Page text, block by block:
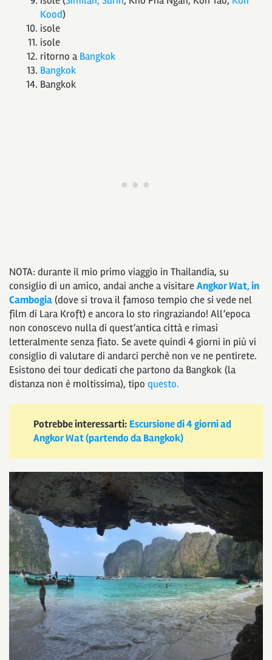
Kood)
isole
isole
ritorno aBangkok
Bangkok
Bangkok
NOTA: durante il mio primo viaggio in Thailandia, su
consiglio di un amico, andai anche a visitareAngkor Wat, in
Cambogia(dove si trova il famoso tempio che si vede nel
film di Lara Kroft) e ancora lo sto ringraziando! All’epoca
non conoscevo nulla di quest’antica città e rimasi
letteralmente senza fiato. Se avete quindi 4 giorni in più vi
consiglio di valutare di andarci perchè non ve ne pentirete.
Esistono dei tour dedicati che partono da Bangkok (la
distanza non è moltissima), tipo questo.
Potrebbe interessarti: Escursione di 4 giorni ad
Angkor Wat (partendo da Bangkok)